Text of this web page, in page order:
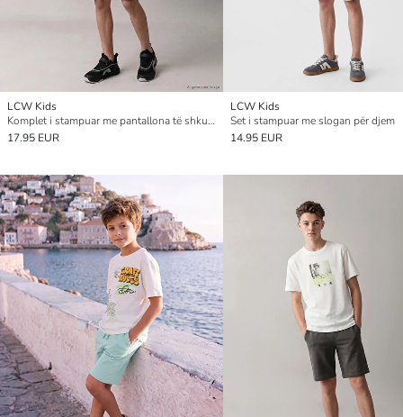
LCW Kids
Komplet i stampuar me pantallona të shkurtra Liverpool për djem
17.95 EUR
LCW Kids
Set i stampuar me slogan për djem
14.95 EUR